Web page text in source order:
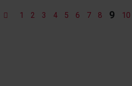
1 2 3 4 5 6 7 8 9 10